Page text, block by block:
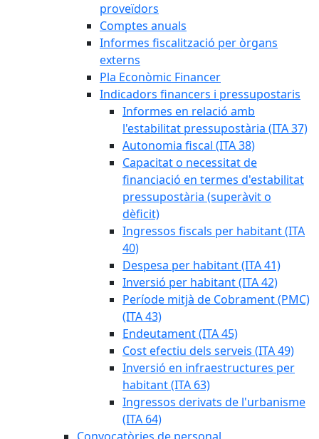
proveïdors
Comptes anuals
Informes fiscalització per òrgans
externs
Pla Econòmic Financer
Indicadors financers i pressupostaris
Informes en relació amb
l'estabilitat pressupostària (ITA 37)
Autonomia fiscal (ITA 38)
Capacitat o necessitat de
financiació en termes d'estabilitat
pressupostària (superàvit o
dèficit)
Ingressos fiscals per habitant (ITA
40)
Despesa per habitant (ITA 41)
Inversió per habitant (ITA 42)
Període mitjà de Cobrament (PMC)
(ITA 43)
Endeutament (ITA 45)
Cost efectiu dels serveis (ITA 49)
Inversió en infraestructures per
habitant (ITA 63)
Ingressos derivats de l'urbanisme
(ITA 64)